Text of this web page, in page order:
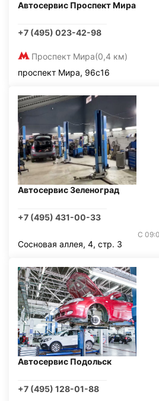
Автосервис Проспект Мира
+7 (495) 023-42-98
Проспект Мира(0,4 км)
проспект Мира, 96с16
Автосервис Зеленоград
+7 (495) 431-00-33
С
Сосновая аллея, 4, стр. 3
Автосервис Подольск
+7 (495) 128-01-88